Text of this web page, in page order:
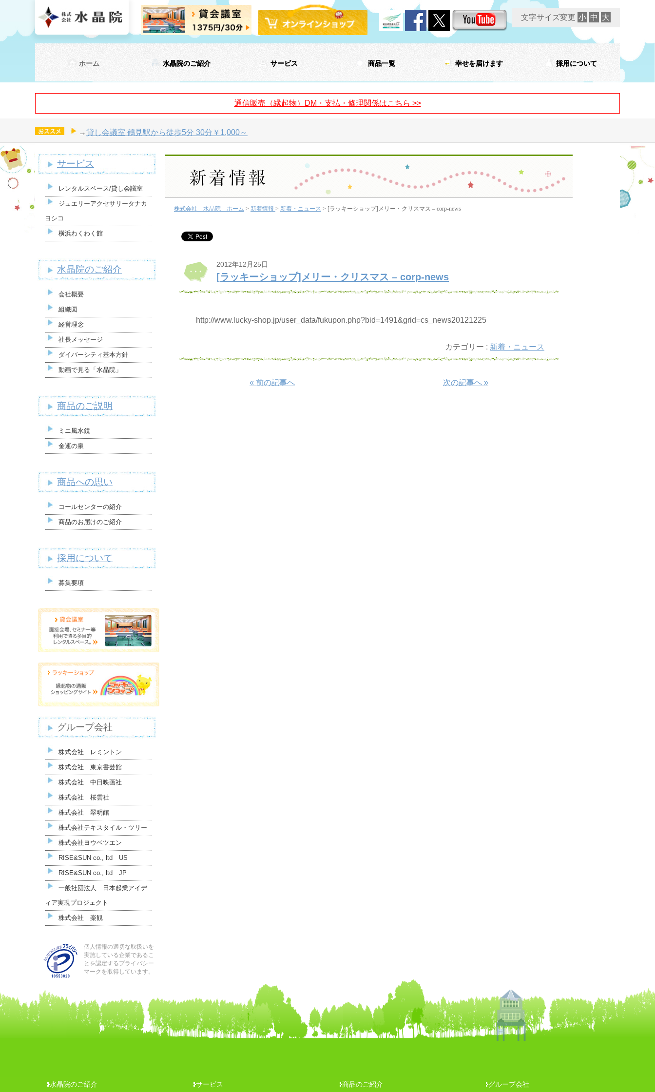
文字サイズ変更 小 中 大
ホーム 水晶院のご紹介 サービス 商品一覧 幸せを届けます 採用について
通信販売（縁起物）DM・支払・修理関係はこちら >>
→貸し会議室 鶴見駅から徒歩5分 30分￥1,000～
サービス
レンタルスペース/貸し会議室
ジュエリーアクセサリータナカ
ヨシコ
横浜わくわく館
水晶院のご紹介
会社概要
組織図
経営理念
社長メッセージ
ダイバーシティ基本方針
動画で見る「水晶院」
商品のご説明
ミニ風水鏡
金運の泉
商品への思い
コールセンターの紹介
商品のお届けのご紹介
採用について
募集要項
グループ会社
株式会社 レミントン
株式会社 東京書芸館
株式会社 中日映画社
株式会社 桜雲社
株式会社 翠明館
株式会社テキスタイル・ツリー
株式会社ヨウベツエン
RISE&SUN co., ltd US
RISE&SUN co., ltd JP
一般社団法人 日本起業アイデ
ィア実現プロジェクト
株式会社 楽観
個人情報の適切な取扱いを
実施している企業であるこ
とを認定するプライバシー
マークを取得しています。
株式会社 水晶院 ホーム > 新着情報 > 新着・ニュース > [ラッキーショップ]メリー・クリスマス – corp-news
2012年12月25日
[ラッキーショップ]メリー・クリスマス – corp-news
http://www.lucky-shop.jp/user_data/fukupon.php?bid=1491&grid=cs_news20121225
カテゴリー : 新着・ニュース
« 前の記事へ 次の記事へ »
水晶院のご紹介 サービス 商品のご紹介 グループ会社